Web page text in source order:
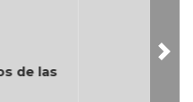
y nos lleva a no